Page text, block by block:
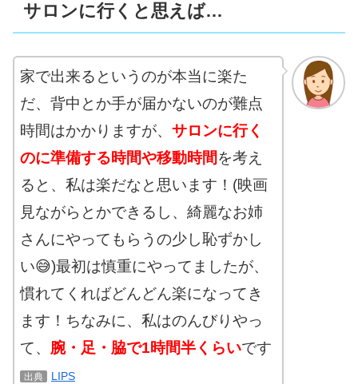
サロンに行くと思えば…
家で出来るというのが本当に楽た
だ、背中とか手が届かないのが難点
時間はかかりますが、 サロンに行く
のに準備する時間や移動時間を考え
ると、私は楽だなと思います！(映画
見ながらとかできるし、綺麗なお姉
さんにやってもらうの少し恥ずかし
い😅)最初は慎重にやってましたが、
慣れてくればどんどん楽になってき
ます！ちなみに、私はのんびりやっ
て、 腕・足・脇で1時間半くらいです
出典 LIPS